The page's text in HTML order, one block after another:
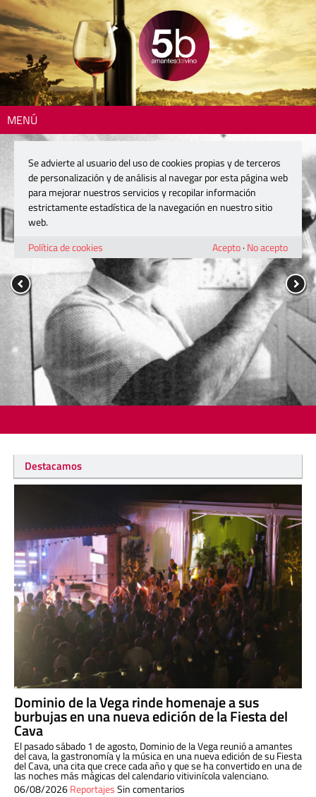
MENÚ
Destacamos
Dominio de la Vega rinde homenaje a sus
burbujas en una nueva edición de la Fiesta del
Cava
El pasado sábado 1 de agosto, Dominio de la Vega reunió a amantes
del cava, la gastronomía y la música en una nueva edición de su Fiesta
del Cava, una cita que crece cada año y que se ha convertido en una de
las noches más mágicas del calendario vitivinícola valenciano.
06/08/2026ReportajesSin comentarios
Se advierte al usuario del uso de cookies propias y de terceros
de personalización y de análisis al navegar por esta página web
para mejorar nuestros servicios y recopilar información
estrictamente estadística de la navegación en nuestro sitio
web.
Política de cookies
Acepto· No acepto